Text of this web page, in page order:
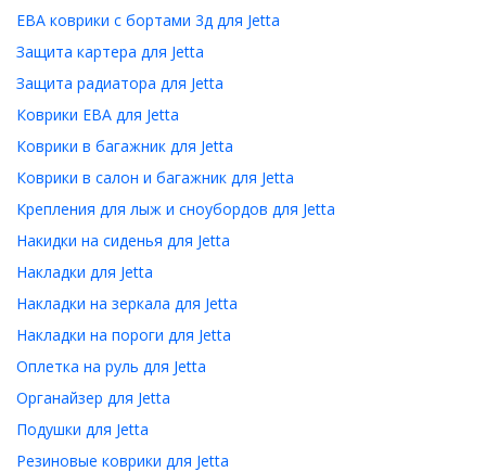
ЕВА коврики с бортами 3д для Jetta
Защита картера для Jetta
Защита радиатора для Jetta
Коврики ЕВА для Jetta
Коврики в багажник для Jetta
Коврики в салон и багажник для Jetta
Крепления для лыж и сноубордов для Jetta
Накидки на сиденья для Jetta
Накладки для Jetta
Накладки на зеркала для Jetta
Накладки на пороги для Jetta
Оплетка на руль для Jetta
Органайзер для Jetta
Подушки для Jetta
Резиновые коврики для Jetta